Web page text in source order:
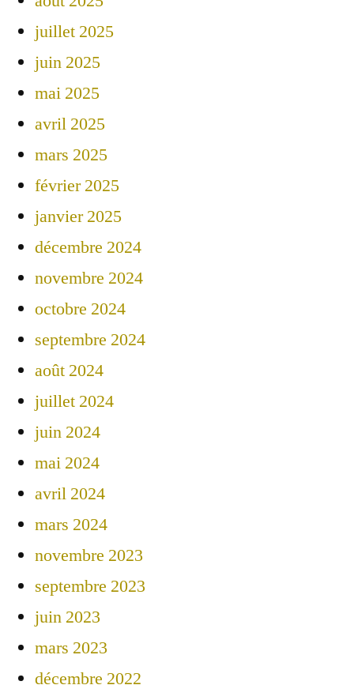
juillet 2025
juin 2025
mai 2025
avril 2025
mars 2025
février 2025
janvier 2025
décembre 2024
novembre 2024
octobre 2024
septembre 2024
août 2024
juillet 2024
juin 2024
mai 2024
avril 2024
mars 2024
novembre 2023
septembre 2023
juin 2023
mars 2023
décembre 2022